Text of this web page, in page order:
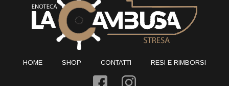
HOME SHOP CONTATTI RESI E RIMBORSI